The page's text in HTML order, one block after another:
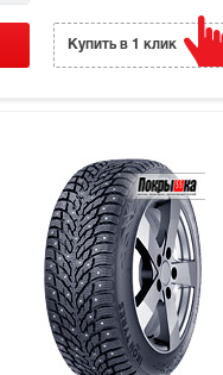
Купить в 1 клик